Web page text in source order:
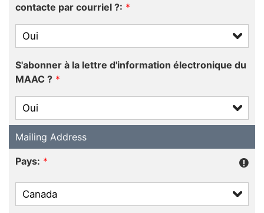
contacte par courriel ?: *
S'abonner à la lettre d'information électronique du
MAAC ? *
Mailing Address
Pays: *